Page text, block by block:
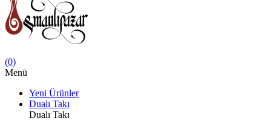
(0)
Menü
Yeni Ürünler
Dualı Takı
Dualı Takı